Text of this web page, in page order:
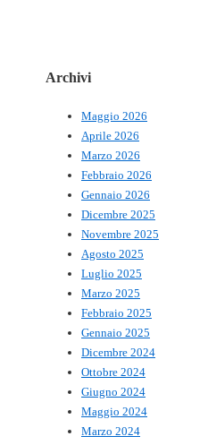
Archivi
Maggio 2026
Aprile 2026
Marzo 2026
Febbraio 2026
Gennaio 2026
Dicembre 2025
Novembre 2025
Agosto 2025
Luglio 2025
Marzo 2025
Febbraio 2025
Gennaio 2025
Dicembre 2024
Ottobre 2024
Giugno 2024
Maggio 2024
Marzo 2024